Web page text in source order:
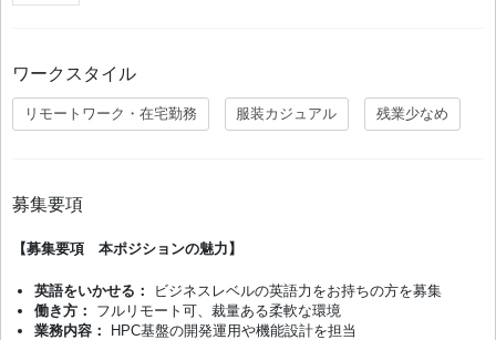
ワークスタイル
リモートワーク・在宅勤務 服装カジュアル 残業少なめ
募集要項
【募集要項 本ポジションの魅力】
英語をいかせる：
ビジネスレベルの英語力をお持ちの方を募集
働き方：
フルリモート可、裁量ある柔軟な環境
業務内容：
HPC基盤の開発運用や機能設計を担当